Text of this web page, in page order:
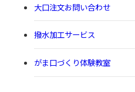
大口注文お問い合わせ
撥水加工サービス
がま口づくり体験教室